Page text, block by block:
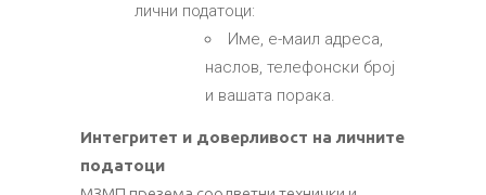
лични податоци:
Име, е-маил адреса,
наслов, телефонски број
и вашата порака.
Интегритет и доверливост на личните
податоци